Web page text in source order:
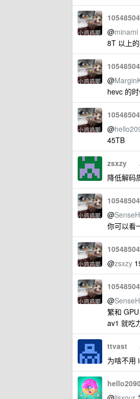
@minami
8T 以上
@
hevc 的
@
45TB
zsxzy
降低解码
@
你可以看
@zsxzy
@
繁和
av1 就吃
ttvast
为啥不用